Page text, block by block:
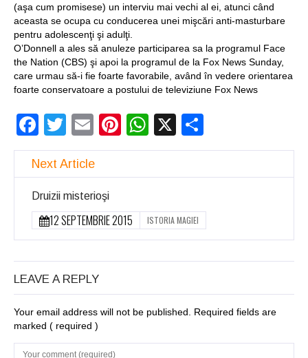
(aşa cum promisese) un interviu mai vechi al ei, atunci când
aceasta se ocupa cu conducerea unei mişcări anti-masturbare
pentru adolescenţi şi adulţi.
O’Donnell a ales să anuleze participarea sa la programul Face
the Nation (CBS) şi apoi la programul de la Fox News Sunday,
care urmau să-i fie foarte favorabile, având în vedere orientarea
foarte conservatoare a postului de televiziune Fox News
Facebook
Twitter
EmailPinterest
WhatsApp
X
Next Article
Druizii misterioşi
12 SEPTEMBRIE 2015 ISTORIA MAGIEI
LEAVE A REPLY
Your email address will not be published. Required fields are
marked ( required )